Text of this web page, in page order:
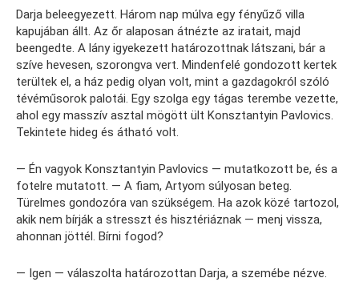
Darja beleegyezett. Három nap múlva egy fényűző villa
kapujában állt. Az őr alaposan átnézte az iratait, majd
beengedte. A lány igyekezett határozottnak látszani, bár a
szíve hevesen, szorongva vert. Mindenfelé gondozott kertek
terültek el, a ház pedig olyan volt, mint a gazdagokról szóló
tévéműsorok palotái. Egy szolga egy tágas terembe vezette,
ahol egy masszív asztal mögött ült Konsztantyin Pavlovics.
Tekintete hideg és átható volt.
— Én vagyok Konsztantyin Pavlovics — mutatkozott be, és a
fotelre mutatott. — A fiam, Artyom súlyosan beteg.
Türelmes gondozóra van szükségem. Ha azok közé tartozol,
akik nem bírják a stresszt és hisztériáznak — menj vissza,
ahonnan jöttél. Bírni fogod?
— Igen — válaszolta határozottan Darja, a szemébe nézve.